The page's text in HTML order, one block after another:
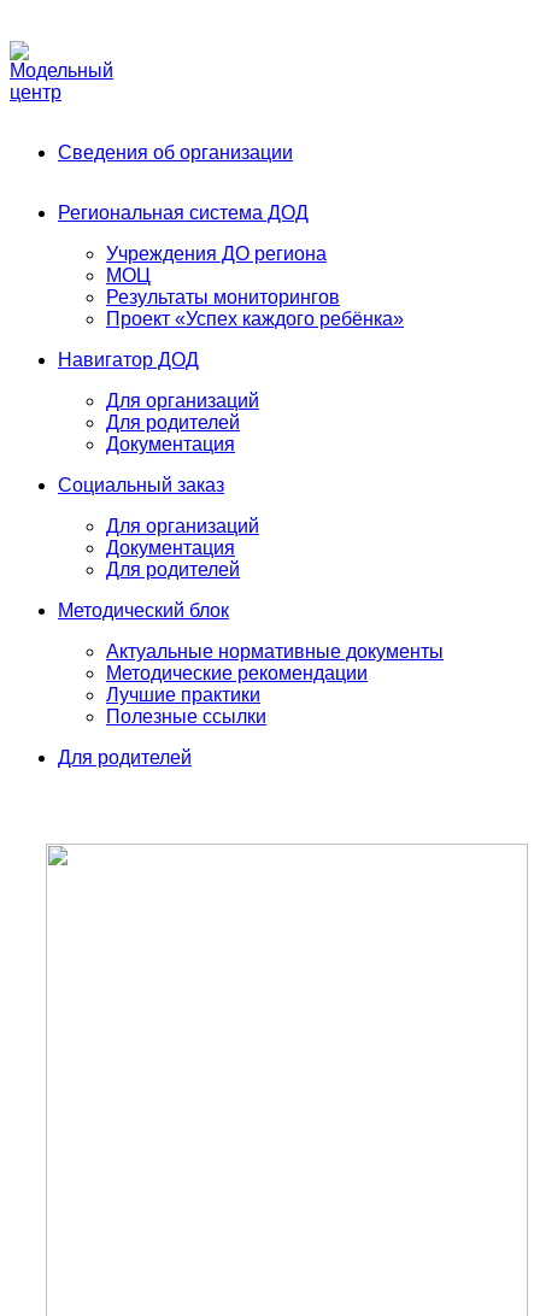
Сведения об организации
Региональная система ДОД
Учреждения ДО региона
МОЦ
Результаты мониторингов
Проект «Успех каждого ребёнка»
Навигатор ДОД
Для организаций
Для родителей
Документация
Социальный заказ
Для организаций
Документация
Для родителей
Методический блок
Актуальные нормативные документы
Методические рекомендации
Лучшие практики
Полезные ссылки
Для родителей